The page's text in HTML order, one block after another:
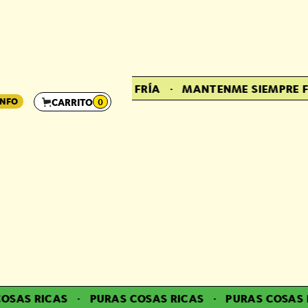
CARRITO 0
MANTENME SIEMPRE FRÍA MANTENME SIEMPRE
RICAS PURAS COSAS RICAS PURAS COSAS